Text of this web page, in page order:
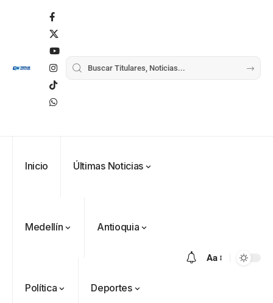
Inicio Últimas Noticias
Medellín Antioquia
Política Deportes
Aa